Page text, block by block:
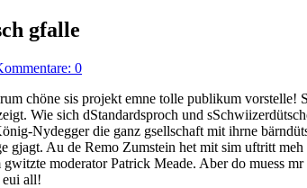
gfalle
0
chöne sis projekt emne tolle publikum vorstelle!
Wie sich dStandardsproch und
Nydegger die ganz gsellschaft mit ihrne
gjagt. Au de Remo Zumstein het mit sim uftritt
gwitzte moderator Patrick Meade. Aber do muess
all!